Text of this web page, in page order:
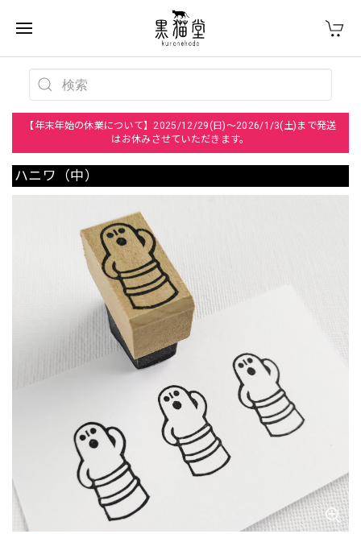
【年末年始の休業について】2025/12/29(日)～2026/1/3(土)まで発送
はお休みさせていただきます。
ハニワ（中）